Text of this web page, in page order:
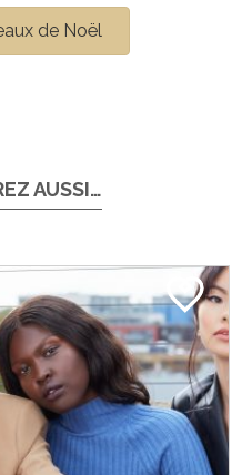
de Noël
AUSSI…